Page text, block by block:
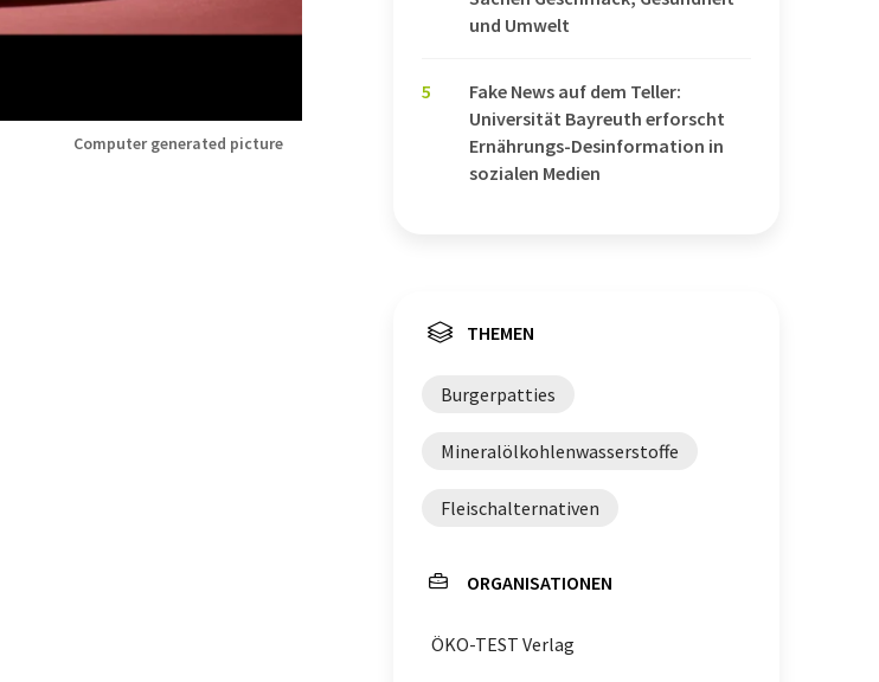
Computer generated picture
und Umwelt
5
Fake News auf dem Teller:
Universität Bayreuth erforscht
Ernährungs-Desinformation in
sozialen Medien
THEMEN
Burgerpatties
Mineralölkohlenwasserstoffe
Fleischalternativen
ORGANISATIONEN
ÖKO-TEST Verlag